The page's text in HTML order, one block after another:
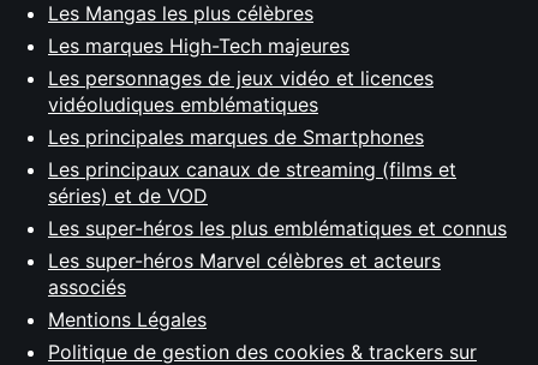
Les Mangas les plus célèbres
Les marques High-Tech majeures
Les personnages de jeux vidéo et licences
vidéoludiques emblématiques
Les principales marques de Smartphones
Les principaux canaux de streaming (films et
séries) et de VOD
Les super-héros les plus emblématiques et connus
Les super-héros Marvel célèbres et acteurs
associés
Mentions Légales
Politique de gestion des cookies & trackers sur